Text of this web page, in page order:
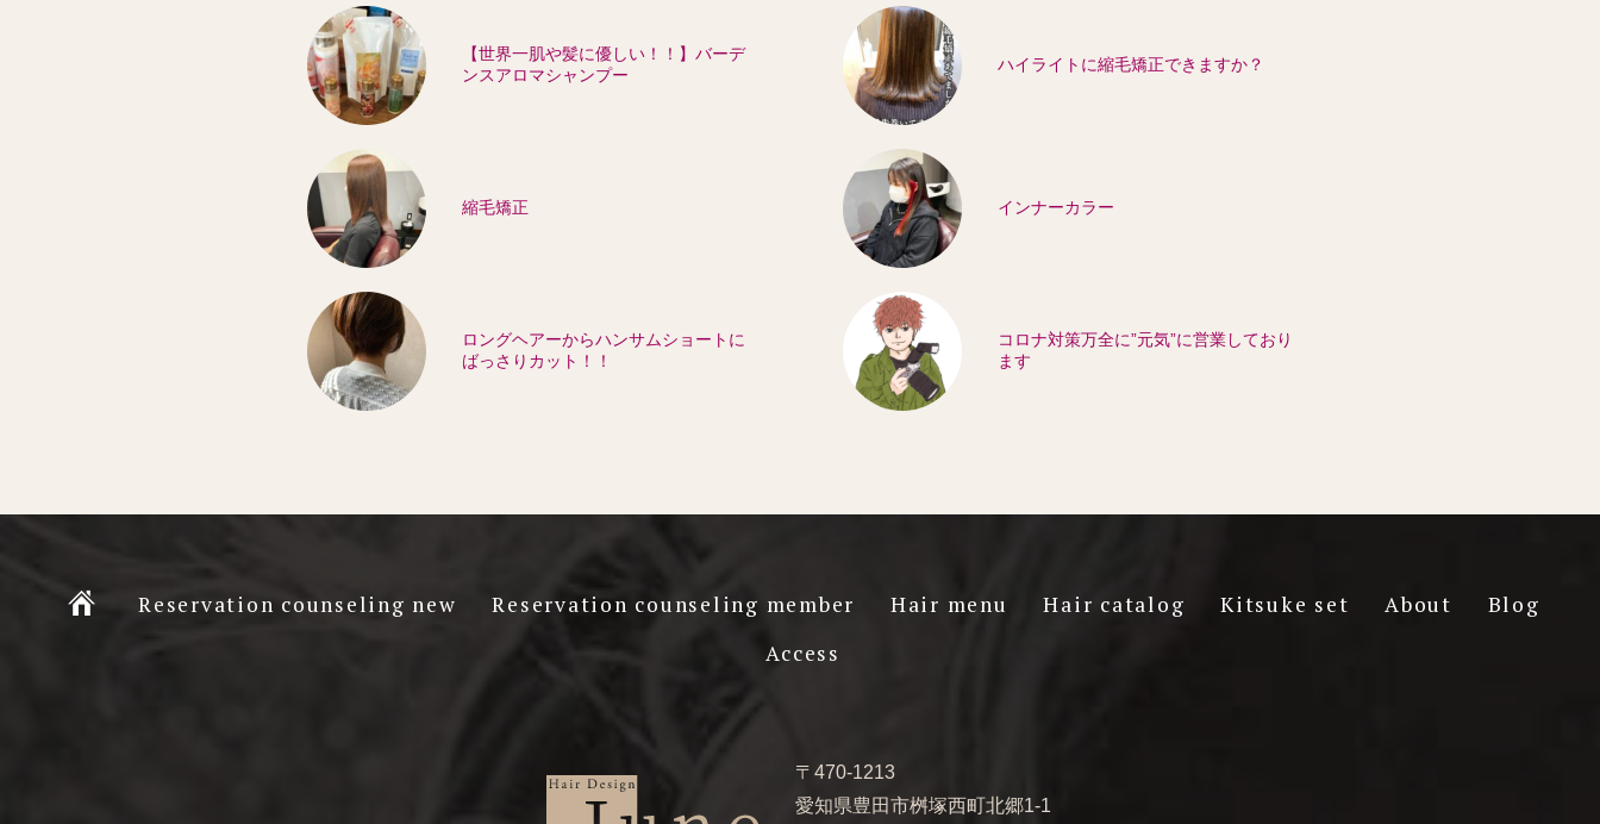
【世界一肌や髪に優しい！！】バーデ
ンスアロマシャンプー
ハイライトに縮毛矯正できますか？
縮毛矯正 インナーカラー
ロングヘアーからハンサムショートに
ばっさりカット！！
コロナ対策万全に”元気”に営業しており
ます
Ç Reservation counseling new Reservation counseling member Hair menu Hair catalog Kitsuke set About
Blog
Access
〒470-1213
愛知県豊田市桝塚西町北郷1-1